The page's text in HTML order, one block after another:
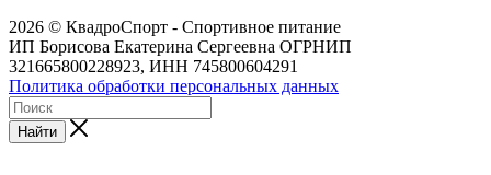
2026 © КвадроСпорт - Спортивное питание
ИП Борисова Екатерина Сергеевна ОГРНИП
321665800228923, ИНН 745800604291
Политика обработки персональных данных
Найти